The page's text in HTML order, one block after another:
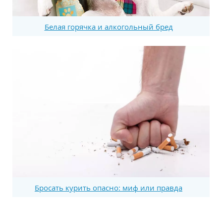
Белая горячка и алкогольный бред
Бросать курить опасно: миф или правда